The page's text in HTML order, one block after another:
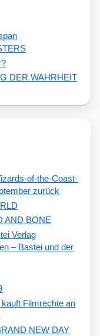
DER WAHRHEIT
of-the-Coast-
zurück
AND BONE
– Bastei und der
Filmrechte an
NEW DAY